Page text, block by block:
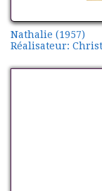
Nathalie (1957)
Réalisateur: